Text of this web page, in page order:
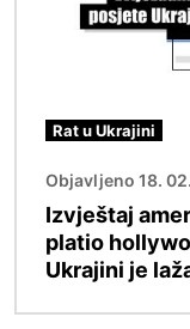
Rat u Ukrajini
Objavljeno 18.
Izvještaj
platio
Ukrajini je